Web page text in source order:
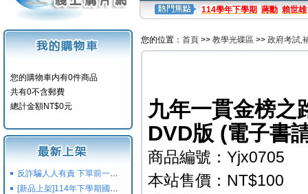
114學年下學期 蔣勳 賴世雄
您的購物車内有0件商品
共有0不含郵費
總計金額NT$0元
反詐騙人人有責 下單前一定要注意
[新品上架]114年下學期國小國中高中命題光碟,校用卷,習作
您的位置： 首頁 >> 教學光碟區 >> 政府考試,
九年一貫金榜之
DVD版 (電子書
商品編號：Yjx0705
本站售價：NT$100